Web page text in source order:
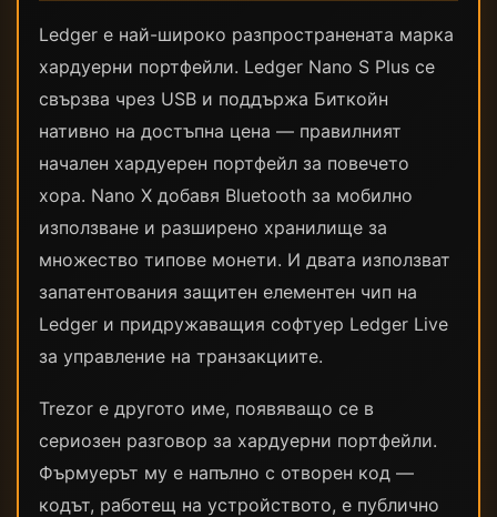
Ledger е най-широко разпространената марка
хардуерни портфейли. Ledger Nano S Plus се
свързва чрез USB и поддържа Биткойн
нативно на достъпна цена — правилният
начален хардуерен портфейл за повечето
хора. Nano X добавя Bluetooth за мобилно
използване и разширено хранилище за
множество типове монети. И двата използват
запатентования защитен елементен чип на
Ledger и придружаващия софтуер Ledger Live
за управление на транзакциите.
Trezor е другото име, появяващо се в
сериозен разговор за хардуерни портфейли.
Фърмуерът му е напълно с отворен код —
кодът, работещ на устройството, е публично